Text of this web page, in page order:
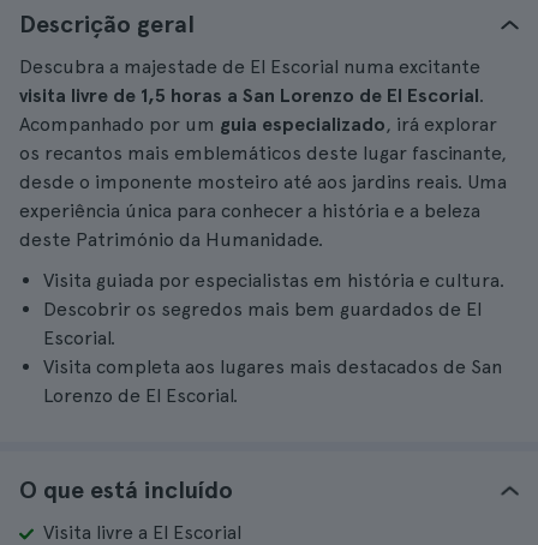
Descrição geral
Descubra a majestade de El Escorial numa excitante
visita livre de 1,5 horas a San Lorenzo de El Escorial.
Acompanhado por um guia especializado, irá explorar
os recantos mais emblemáticos deste lugar fascinante,
desde o imponente mosteiro até aos jardins reais. Uma
experiência única para conhecer a história e a beleza
deste Património da Humanidade.
Visita guiada por especialistas em história e cultura.
Descobrir os segredos mais bem guardados de El
Escorial.
Visita completa aos lugares mais destacados de San
Lorenzo de El Escorial.
O que está incluído
Visita livre a El Escorial